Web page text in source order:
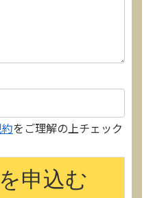
をご理解の上チェック